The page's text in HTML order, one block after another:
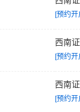
[预约开
西南
[预约开
西南
[预约开